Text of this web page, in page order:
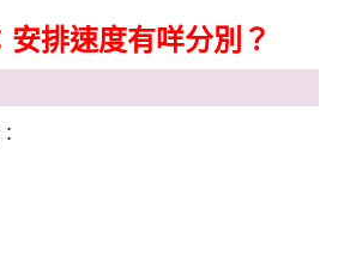
排速度有咩分別？